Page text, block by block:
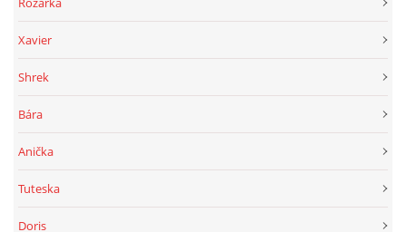
Xavier
Shrek
Bára
Anička
Tuteska
Doris